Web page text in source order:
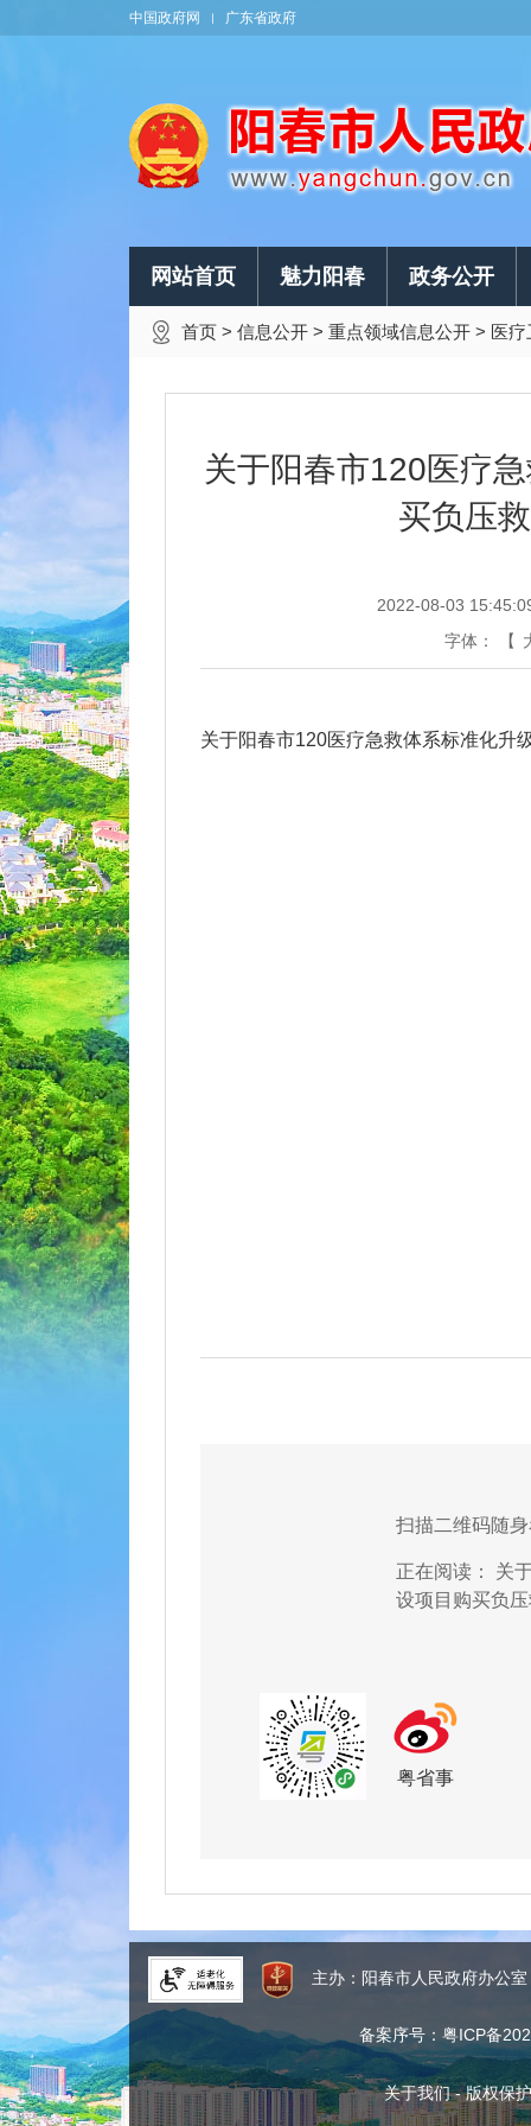
中国政府网 广东省政府
网站首页 魅力阳春 政务公开
首页 > 信息公开 > 重点领域信息公开 > 医疗
关于阳春市120医疗
买负压
2022-08-03
字体：
【
关于阳春市120医疗急救体系标准化升
扫描二维码随
正在阅读： 关
设项目购买负
粤省事
主办：阳春市人民政府办公室
备案序号：粤ICP备
关于我们-版权保护